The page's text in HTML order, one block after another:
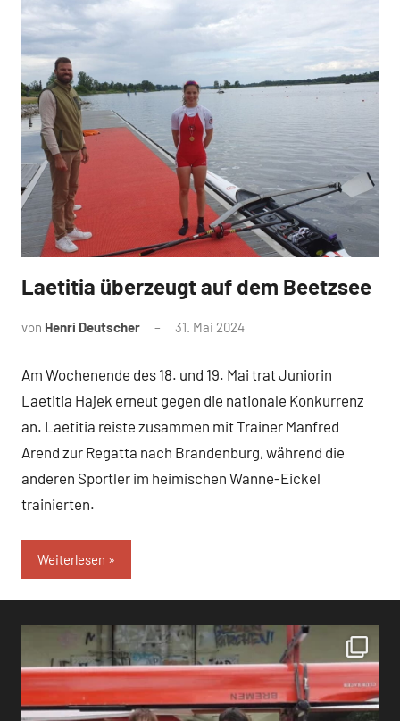
News
Laetitia überzeugt auf dem Beetzsee
von Henri Deutscher 31. Mai 2024
Am Wochenende des 18. und 19. Mai trat Juniorin
Laetitia Hajek erneut gegen die nationale Konkurrenz
an. Laetitia reiste zusammen mit Trainer Manfred
Arend zur Regatta nach Brandenburg, während die
anderen Sportler im heimischen Wanne-Eickel
trainierten.
Weiterlesen